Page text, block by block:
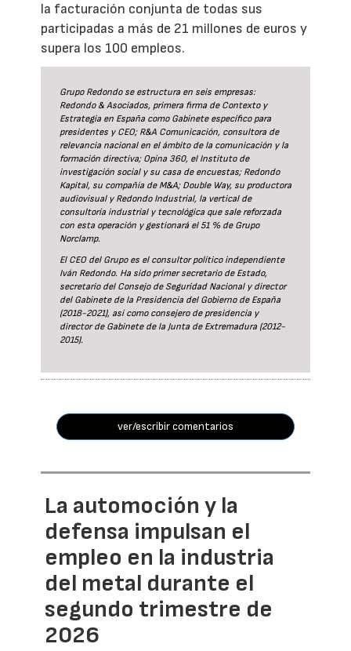
la facturación conjunta de todas sus
participadas a más de 21 millones de euros y
supera los 100 empleos.
Grupo Redondo se estructura en seis empresas:
Redondo & Asociados, primera firma de Contexto y
Estrategia en España como Gabinete específico para
presidentes y CEO; R&A Comunicación, consultora de
relevancia nacional en el ámbito de la comunicación y la
formación directiva; Opina 360, el Instituto de
investigación social y su casa de encuestas; Redondo
Kapital, su compañía de M&A; Double Way, su productora
audiovisual y Redondo Industrial, la vertical de
consultoría industrial y tecnológica que sale reforzada
con esta operación y gestionará el 51 % de Grupo
Norclamp.
El CEO del Grupo es el consultor político independiente
Iván Redondo. Ha sido primer secretario de Estado,
secretario del Consejo de Seguridad Nacional y director
del Gabinete de la Presidencia del Gobierno de España
(2018-2021), así como consejero de presidencia y
director de Gabinete de la Junta de Extremadura (2012-
2015).
ver/escribir comentarios
La automoción y la
defensa impulsan el
empleo en la industria
del metal durante el
segundo trimestre de
2026